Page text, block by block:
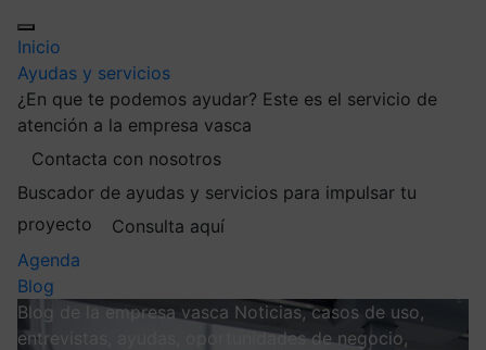
Inicio
Ayudas y servicios
¿En que te podemos ayudar? Este es el servicio de
atención a la empresa vasca
Contacta con nosotros
Buscador de ayudas y servicios para impulsar tu
proyecto
Consulta aquí
Agenda
Blog
Blog de la empresa vasca Noticias, casos de uso,
entrevistas, ayudas, oportunidades de negocio,